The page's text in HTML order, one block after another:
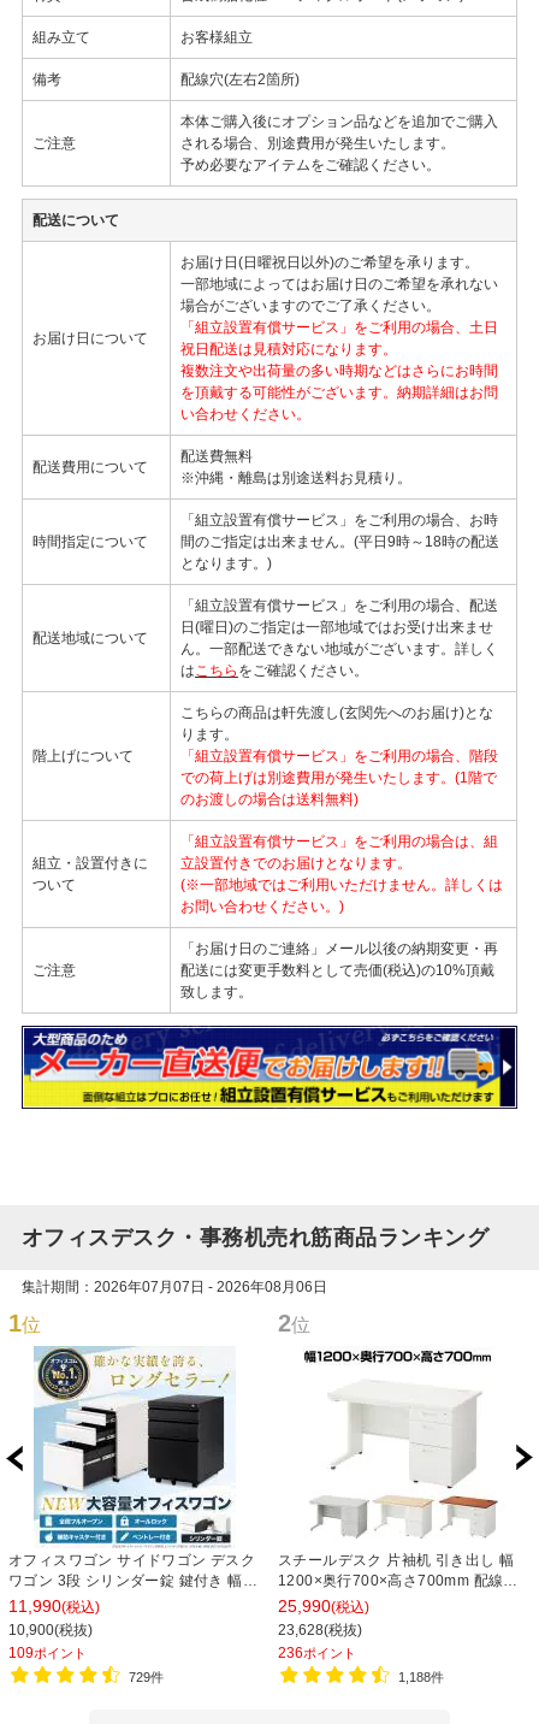
組み立て お客様組立
備考 配線穴(左右2箇所)
ご注意
本体ご購入後にオプション品などを追加でご購入
される場合、別途費用が発生いたします。
予め必要なアイテムをご確認ください。
配送について
お届け日について
お届け日(日曜祝日以外)のご希望を承ります。
一部地域によってはお届け日のご希望を承れない
場合がございますのでご了承ください。
「組立設置有償サービス」をご利用の場合、土日
祝日配送は見積対応になります。
複数注文や出荷量の多い時期などはさらにお時間
を頂戴する可能性がございます。納期詳細はお問
い合わせください。
配送費用について
配送費無料
※沖縄・離島は別途送料お見積り。
時間指定について
「組立設置有償サービス」をご利用の場合、お時
間のご指定は出来ません。(平日9時～18時の配送
となります。)
配送地域について
「組立設置有償サービス」をご利用の場合、配送
日(曜日)のご指定は一部地域ではお受け出来ませ
ん。一部配送できない地域がございます。詳しく
はこちら をご確認ください。
階上げについて
こちらの商品は軒先渡し(玄関先へのお届け)とな
ります。
「組立設置有償サービス」をご利用の場合、階段
での荷上げは別途費用が発生いたします。(1階で
のお渡しの場合は送料無料)
組立・設置付きに
ついて
「組立設置有償サービス」をご利用の場合は、組
立設置付きでのお届けとなります。
(※一部地域ではご利用いただけません。詳しくは
お問い合わせください。)
ご注意
「お届け日のご連絡」メール以後の納期変更・再
配送には変更手数料として売価(税込)の10%頂戴
致します。
オフィスデスク・事務机売れ筋商品ランキング
集計期間：2026年07月07日 - 2026年08月06日
1位
オフィスワゴン サイドワゴン デスク
ワゴン 3段 シリンダー錠 鍵付き 幅
390×奥行510×高さ600mm【ホワイ
ト・ブラック】
11,990(税込)
10,900(税抜)
109ポイント
729件
2位
スチールデスク 片袖机 引き出し 幅
1200×奥行700×高さ700mm 配線穴
事務机 ビジネスデスク
25,990(税込)
23,628(税抜)
236ポイント
1,188件